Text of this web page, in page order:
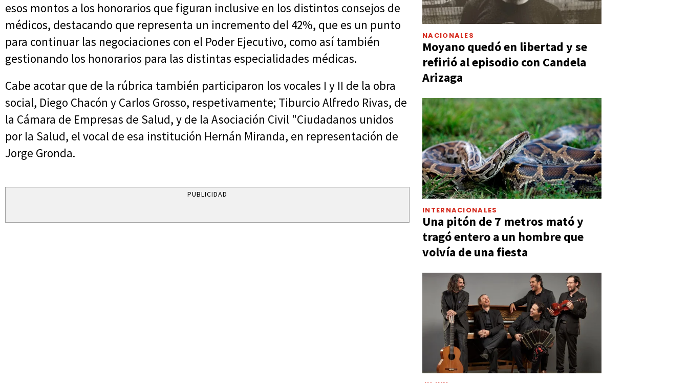
esos montos a los honorarios que figuran inclusive en los distintos consejos de
médicos, destacando que representa un incremento del 42%, que es un punto
para continuar las negociaciones con el Poder Ejecutivo, como así también
gestionando los honorarios para las distintas especialidades médicas.
Cabe acotar que de la rúbrica también participaron los vocales I y II de la obra
social, Diego Chacón y Carlos Grosso, respetivamente; Tiburcio Alfredo Rivas, de
la Cámara de Empresas de Salud, y de la Asociación Civil "Ciudadanos unidos
por la Salud, el vocal de esa institución Hernán Miranda, en representación de
Jorge Gronda.
PUBLICIDAD
NACIONALES
Moyano quedó en libertad y se
refirió al episodio con Candela
Arizaga
INTERNACIONALES
Una pitón de 7 metros mató y
tragó entero a un hombre que
volvía de una fiesta